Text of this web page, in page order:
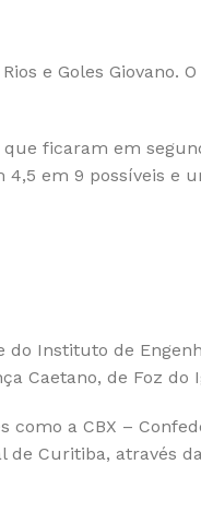
e Goles Giovano. O
que ficaram em
4,5 em 9 possíveis e
Instituto de
Caetano, de Foz do
a CBX –
de Curitiba, através